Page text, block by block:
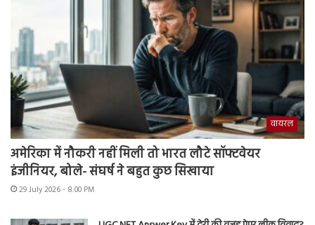
वायरल
अमेरिका में नौकरी नहीं मिली तो भारत लौटे सॉफ्टवेयर
इंजीनियर, बोले- संघर्ष ने बहुत कुछ सिखाया
29 July 2026 - 8:00 PM